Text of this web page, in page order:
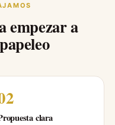
empezar a
clara